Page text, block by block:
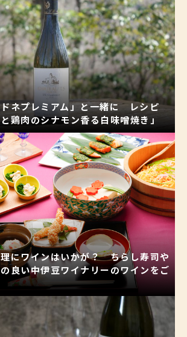
ネプレミアム」と一緒に レシピ
と鶏肉のシナモン香る白味噌焼き」
にワインはいかが？ ちらし寿司や
良い中伊豆ワイナリーのワインをご